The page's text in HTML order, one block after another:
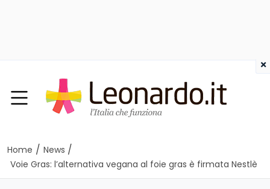
Home / News /
Voie Gras: l’alternativa vegana al foie gras è firmata Nestlè
×